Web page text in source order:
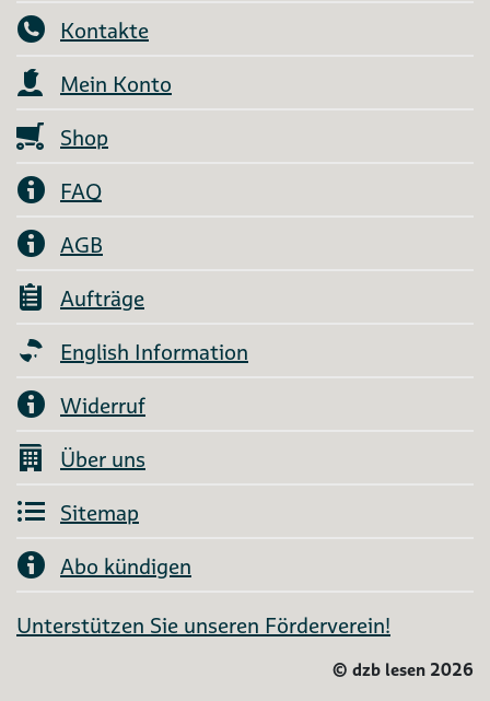
Kontakte
Mein Konto
Shop
FAQ
AGB
Aufträge
English Information
Widerruf
Über uns
Sitemap
Abo kündigen
Unterstützen Sie unseren Förderverein!
© dzb lesen 2026